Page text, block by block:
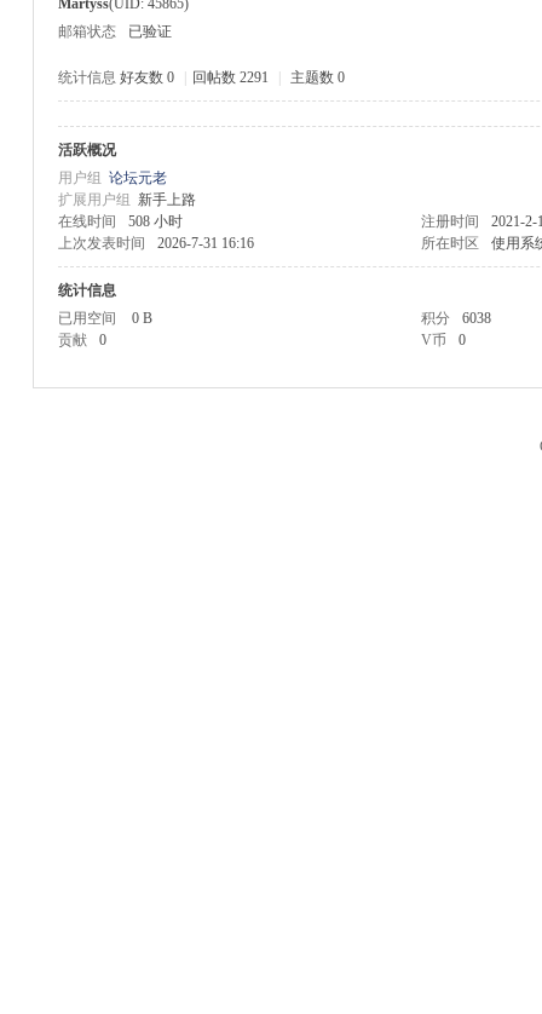
Martyss(UID: 45865)
邮箱状态
已验证
统计信息 好友数 0 回帖数 2291 主题数 0
活跃概况
用户组 论坛元老
扩展用户组 新手上路
在线时间
508 小时 注册时间
2021-2-
上次发表时间
2026-7-31 16:16 所在时区 使用系
统计信息
已用空间
0 B 积分
6038
贡献
0 V币 0